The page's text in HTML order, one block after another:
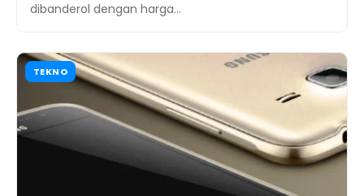
dibanderol dengan harga…
TEKNO